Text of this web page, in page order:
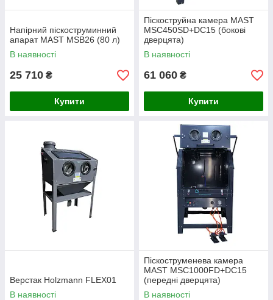
Напірний піскоструминний
апарат MAST MSB26 (80 л)
В наявності
25 710 ₴
Купити
Піскоструйна камера MAST
MSC450SD+DC15 (бокові
дверцята)
В наявності
61 060 ₴
Купити
Верстак Holzmann FLEX01
В наявності
Піскоструменева камера
MAST MSC1000FD+DC15
(передні дверцята)
В наявності